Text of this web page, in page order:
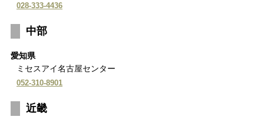
028-333-4436
中部
愛知県
ミセスアイ名古屋センター
052-310-8901
近畿